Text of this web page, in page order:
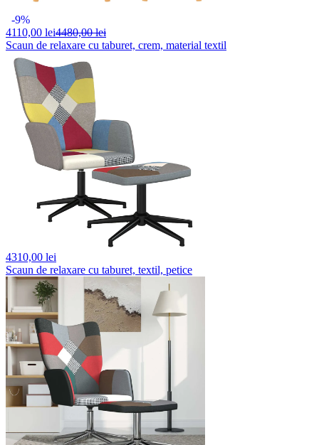
-9%
4110,00 lei4480,00 lei
Scaun de relaxare cu taburet, crem, material textil
4310,00 lei
Scaun de relaxare cu taburet, textil, petice